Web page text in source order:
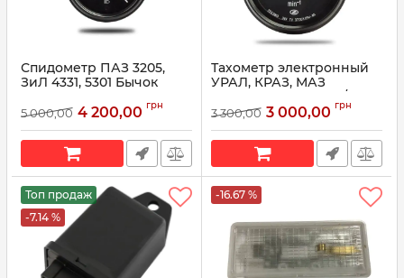
Спидометр ПАЗ 3205,
ЗиЛ 4331, 5301 Бычок
Автоприбор)
Артикул: 48.3802010
5 000,00 4 200,00 грн
Тахометр электронный
УРАЛ, КРАЗ, МАЗ
253.3813010 (число к/вал-
генератор 2,08) (пр-во
Артикул: 253.3813010
3 300,00 3 000,00 грн
Топ продаж
-7.14 %
-16.67 %